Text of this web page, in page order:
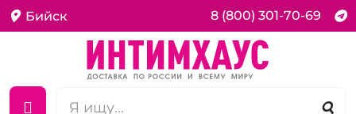
Бийск 8 (800) 301-70-69